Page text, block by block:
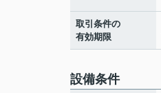
取引条件の
有効期限
設備条件